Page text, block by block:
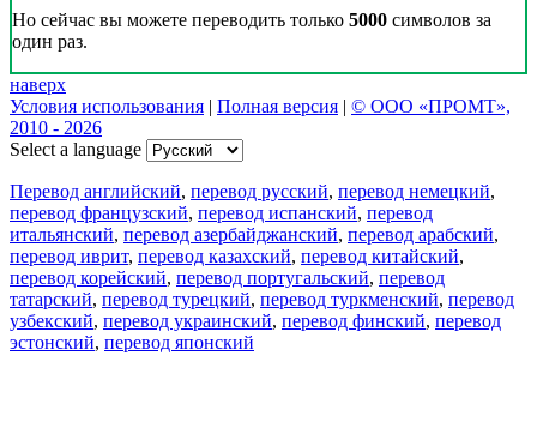
Но сейчас вы можете переводить только 5000 символов за
один раз.
наверх
Условия использования | Полная версия | © ООО «ПРОМТ»,
2010 - 2026
Select a language
Перевод английский, перевод русский, перевод немецкий,
перевод французский, перевод испанский, перевод
итальянский, перевод азербайджанский, перевод арабский,
перевод иврит, перевод казахский, перевод китайский,
перевод корейский, перевод португальский, перевод
татарский, перевод турецкий, перевод туркменский, перевод
узбекский, перевод украинский, перевод финский, перевод
эстонский, перевод японский